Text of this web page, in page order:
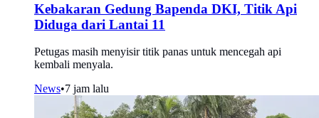
Kebakaran Gedung Bapenda DKI, Titik Api
Diduga dari Lantai 11
Petugas masih menyisir titik panas untuk mencegah api
kembali menyala.
News•7 jam lalu